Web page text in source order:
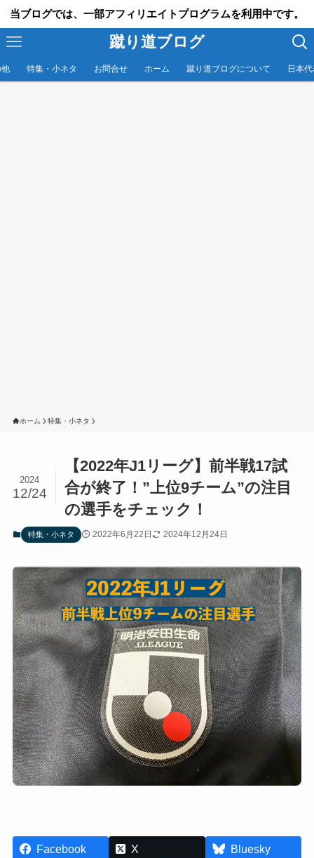
当ブログでは、一部アフィリエイトプログラムを利用中です。
蹴り道ブログ
特集・小ネタ お問合せ ホーム 蹴り道ブログについて 日本
ホーム 特集・小ネタ
【2022年J1リーグ】前半戦17試
合が終了！”上位9チーム”の注目
の選手をチェック！
2024
12/24
特集・小ネタ 2022年6月22日 2024年12月24日
Facebook X
Bluesky